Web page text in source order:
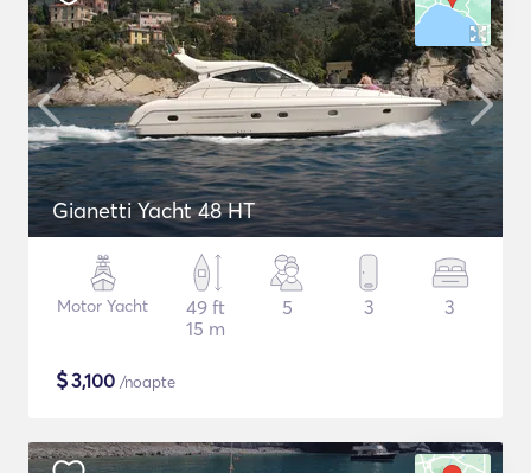
Gianetti Yacht 48 HT
Motor Yacht
49 ft
15 m
5 3 3
$3,100 /noapte